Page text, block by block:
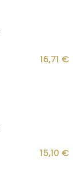
16,71 €
15,10 €